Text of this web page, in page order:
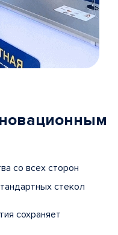
со всех сторон
стекол
сохраняет